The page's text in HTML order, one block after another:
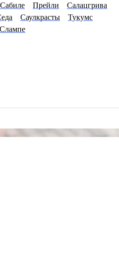
Сабиле Прейли
Салацгрива
Саулкрасты
Тукумс
Слампе
в